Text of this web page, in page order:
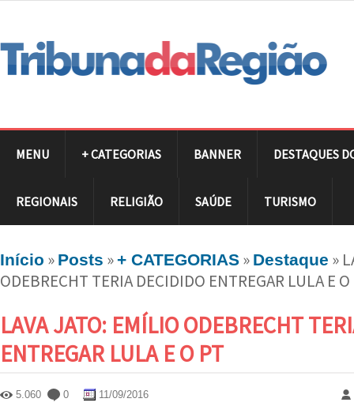
MENU + CATEGORIAS BANNER DESTAQUES
REGIONAIS RELIGIÃO SAÚDE TURISMO
Início » Posts »+ CATEGORIAS » Destaque »
ODEBRECHT TERIA DECIDIDO ENTREGAR LULA E O
LAVA JATO: EMÍLIO ODEBRECHT
ENTREGAR LULA E O PT
5.060 0 11/09/2016